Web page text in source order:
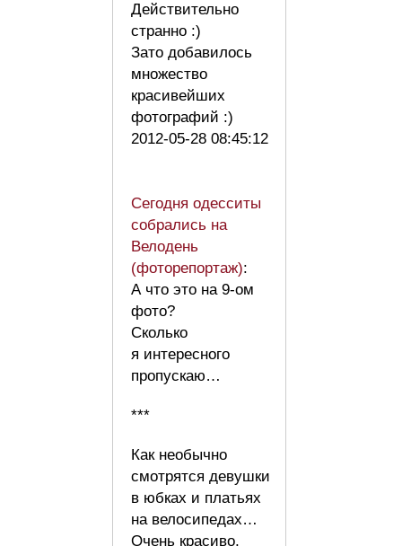
Действительно
странно :)
Зато добавилось
множество
красивейших
фотографий :)
2012-05-28 08:45:12
Сегодня одесситы
собрались на
Велодень
(фоторепортаж):
А что это на 9-ом
фото?
Сколько
я интересного
пропускаю…
***
Как необычно
смотрятся девушки
в юбках и платьях
на велосипедах…
Очень красиво,